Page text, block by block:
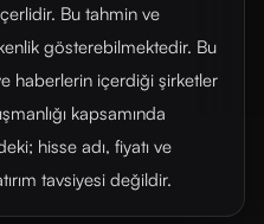
Bu tahmin ve
gösterebilmektedir. Bu
haberlerin içerdiği şirketler
kapsamında
hisse adı, fiyatı ve
tavsiyesi değildir.